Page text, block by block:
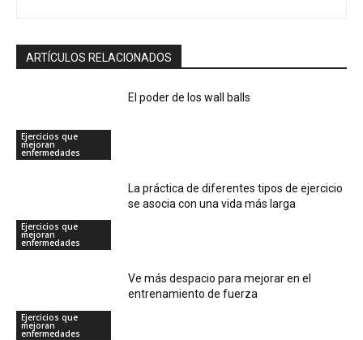
ARTÍCULOS RELACIONADOS
Ejercicios que
mejoran
enfermedades
El poder de los wall balls
Ejercicios que
mejoran
enfermedades
La práctica de diferentes tipos de ejercicio
se asocia con una vida más larga
Ejercicios que
mejoran
enfermedades
Ve más despacio para mejorar en el
entrenamiento de fuerza